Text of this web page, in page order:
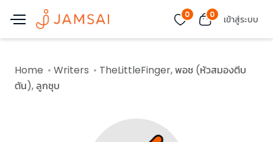
0 0 เข้าสู่ระบบ
Home Writers
TheLittleFinger, พอช (หัวสมองตีบ
ตัน), ลูกชุบ